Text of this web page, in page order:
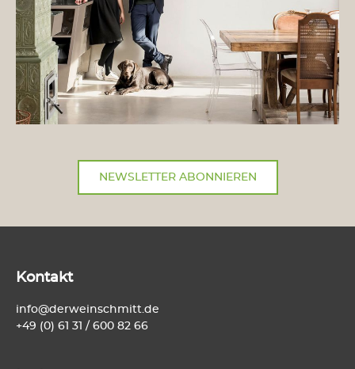
NEWSLETTER ABONNIEREN
Kontakt
info@derweinschmitt.de
+49 (0) 61 31 / 600 82 66